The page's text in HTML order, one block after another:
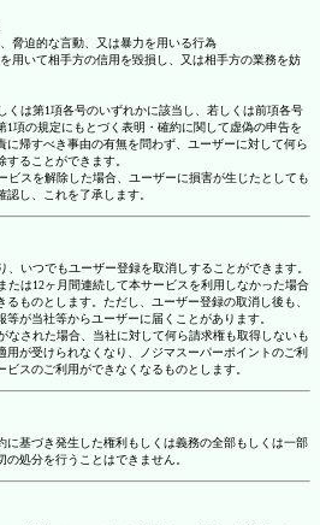
脅迫的な言動、又は暴力を用いる行為
用いて相手方の信用を毀損し、又は相手方の業務を妨
くは第1項各号のいずれかに該当し、若しくは前項各号
項の規定にもとづく表明・確約に関して虚偽の申告を
に帰すべき事由の有無を問わず、ユーザーに対して何ら
ることができます。
ビスを解除した場合、ユーザーに損害が生じたとしても
し、これを了承します。
いつでもユーザー登録を取消しすることができます。
たは12ヶ月間連続して本サービスを利用しなかった場合
ものとします。ただし、ユーザー登録の取消し後も、
が当社等からユーザーに届くことがあります。
なされた場合、当社に対して何ら請求権も取得しないも
が受けられなくなり、ノジマスーパーポイントのご利
スのご利用ができなくなるものとします。
に基づき発生した権利もしくは義務の全部もしくは一部
処分を行うことはできません。